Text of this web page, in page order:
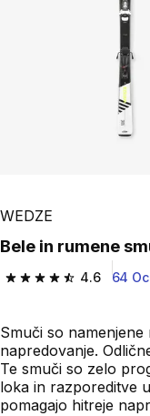
WEDZE
Bele in rumene
4.6
4.6 od 5 zvezdic64
Smuči so namenjene
napredovanje.
Te smuči so zelo
loka in razporeditve
pomagajo hitreje